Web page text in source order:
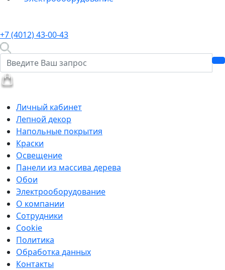
+7 (4012) 43-00-43
Личный кабинет
Лепной декор
Напольные покрытия
Краски
Освещение
Панели из массива дерева
Обои
Электрооборудование
О компании
Сотрудники
Cookie
Политика
Обработка данных
Контакты